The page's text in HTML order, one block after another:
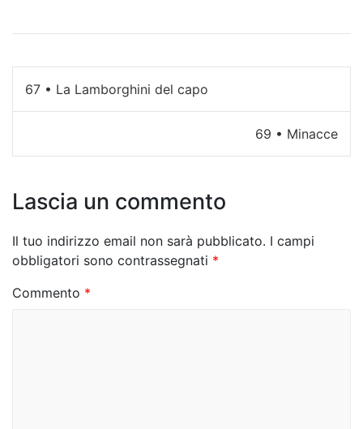
N
a
g
a
z
i
67 • La Lamborghini del capo
69 • Minacce
Lascia un commento
Il tuo indirizzo email non sarà pubblicato. I campi
obbligatori sono contrassegnati *
Commento *